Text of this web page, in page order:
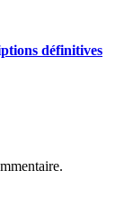
définitives